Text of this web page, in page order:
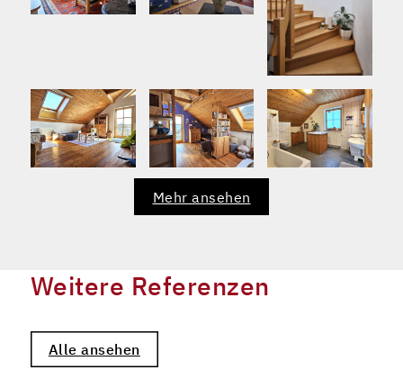
Mehr ansehen
Weitere Referenzen
Alle ansehen